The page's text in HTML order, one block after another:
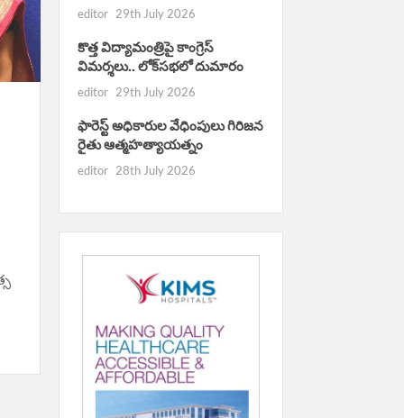
editor 29th July 2026
కొత్త విద్యామంత్రిపై కాంగ్రెస్
విమర్శలు.. లోక్‌సభలో దుమారం
editor 29th July 2026
ఫారెస్ట్ అధికారుల వేధింపులు గిరిజన
రైతు ఆత్మహత్యాయత్నం
editor 28th July 2026